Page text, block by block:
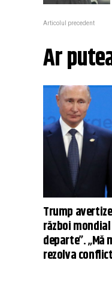
Articolul precedent
Ar
Trump
război
departe”.
rezolva